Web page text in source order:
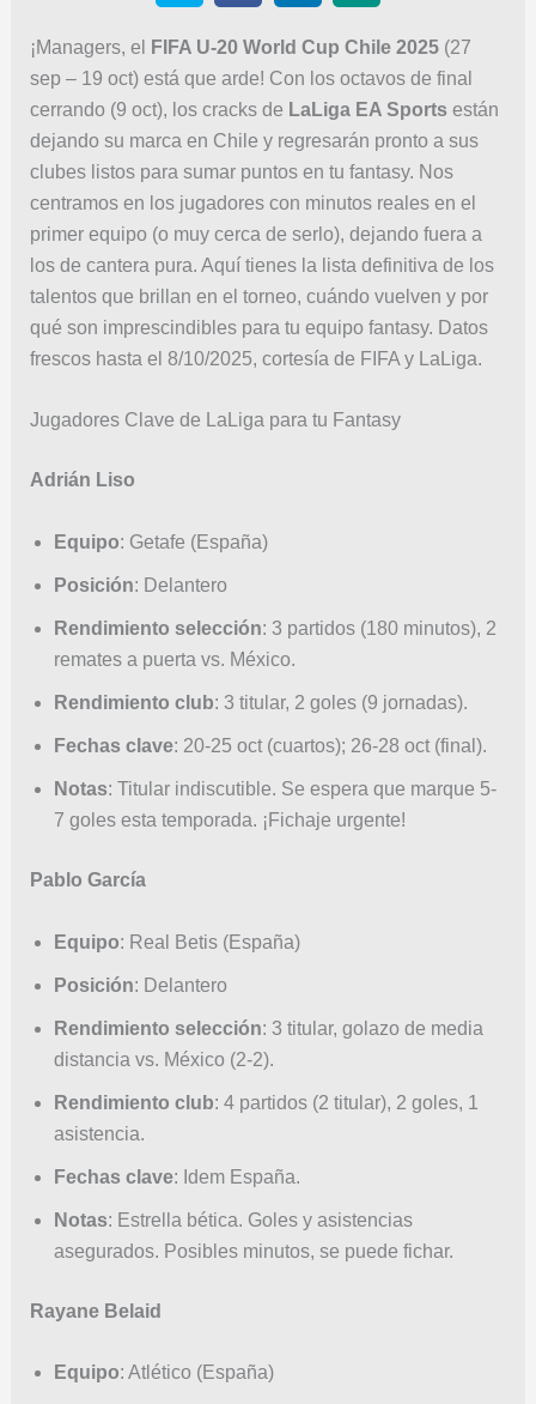
¡Managers, el FIFA U-20 World Cup Chile 2025(27
sep – 19 oct) está que arde! Con los octavos de final
cerrando (9 oct), los cracks de LaLiga EA Sports están
dejando su marca en Chile y regresarán pronto a sus
clubes listos para sumar puntos en tu fantasy. Nos
centramos en los jugadores con minutos reales en el
primer equipo (o muy cerca de serlo), dejando fuera a
los de cantera pura. Aquí tienes la lista definitiva de los
talentos que brillan en el torneo, cuándo vuelven y por
qué son imprescindibles para tu equipo fantasy. Datos
frescos hasta el 8/10/2025, cortesía de FIFA y LaLiga.
Jugadores Clave de LaLiga para tu Fantasy
Adrián Liso
Equipo: Getafe (España)
Posición: Delantero
Rendimiento selección: 3 partidos (180 minutos), 2
remates a puerta vs. México.
Rendimiento club: 3 titular, 2 goles (9 jornadas).
Fechas clave: 20-25 oct (cuartos); 26-28 oct (final).
Notas: Titular indiscutible. Se espera que marque 5-
7 goles esta temporada. ¡Fichaje urgente!
Pablo García
Equipo: Real Betis (España)
Posición: Delantero
Rendimiento selección: 3 titular, golazo de media
distancia vs. México (2-2).
Rendimiento club: 4 partidos (2 titular), 2 goles, 1
asistencia.
Fechas clave: Idem España.
Notas: Estrella bética. Goles y asistencias
asegurados. Posibles minutos, se puede fichar.
Rayane Belaid
Equipo: Atlético (España)